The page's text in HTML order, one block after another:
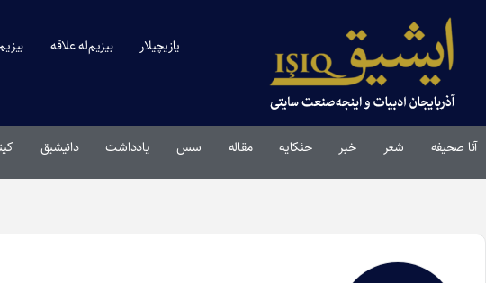
یازیچیلار بیزیم‌له علاقه
آنا صحیفه شعر خبر حئکایه مقاله‌ سس یادداشت دانیشیق